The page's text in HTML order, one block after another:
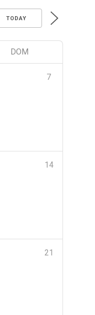
TODAY
DOM
7
14
21